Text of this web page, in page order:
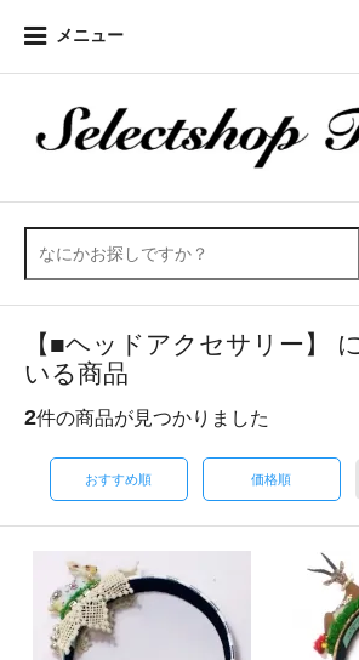
メニュー
【■ヘッドアクセサリー】
いる商品
2件の商品が見つかりました
おすすめ順 価格順